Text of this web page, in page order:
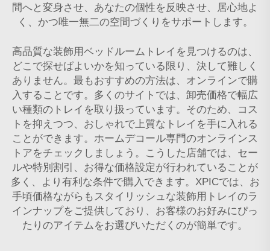
間へと変身させ、あなたの個性を反映させ、居心地よ
く、かつ唯一無二の空間づくりをサポートします。
高品質な装飾用ベッドルームトレイを見つけるのは、
どこで探せばよいかを知っている限り、決して難しく
ありません。最もおすすめの方法は、オンラインで購
入することです。多くのサイトでは、卸売価格で幅広
い種類のトレイを取り扱っています。そのため、コス
トを抑えつつ、おしゃれで上質なトレイを手に入れる
ことができます。ホームデコール専門のオンラインス
トアをチェックしましょう。こうした店舗では、セー
ルや特別割引、お得な価格設定が行われていることが
多く、より有利な条件で購入できます。XPICでは、お
手頃価格ながらもスタイリッシュな装飾用トレイのラ
インナップをご提供しており、お客様のお好みにぴっ
たりのアイテムをお選びいただくのが簡単です。